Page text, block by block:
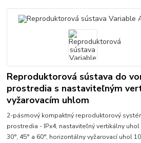
Reproduktorová sústava do
prostredia s nastaviteľným
vyžarovacím uhlom
2-pásmový kompaktný reproduktorový
prostredia - IPx4, nastaviteľný vertikálny uhol
30°, 45° a 60°, horizontálny vyžarovací uhol